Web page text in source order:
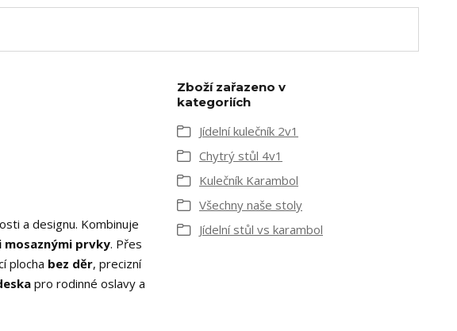
a designu. Kombinuje
mosaznými prvky. Přes
plocha bez děr, precizní
pro rodinné oslavy a
Zboží zařazeno v
kategoriích
Jídelní kulečník 2v1
Chytrý stůl 4v1
Kulečník Karambol
Všechny naše stoly
Jídelní stůl vs karambol